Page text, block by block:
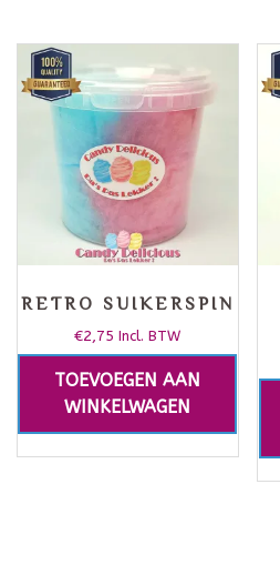
RETRO SUIKERSPIN
€2,75 Incl. BTW
TOEVOEGEN AAN
WINKELWAGEN